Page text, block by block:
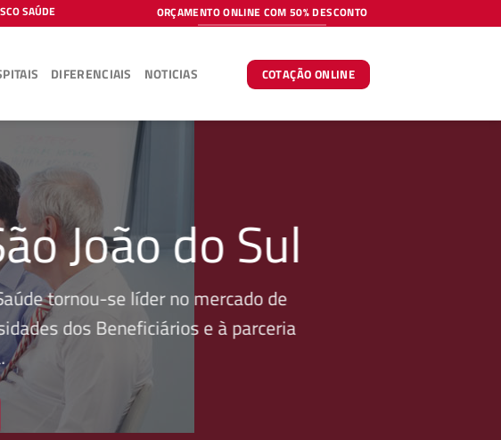
SAÚDE ORÇAMENTO ONLINE COM 50% DESCONTO
DIFERENCIAIS NOTICIAS COTAÇÃO ONLINE
João do Sul
tornou-se líder no mercado de
dos Beneficiários e à parceria